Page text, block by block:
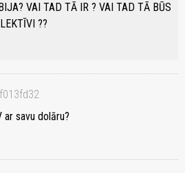
VAI TAD TĀ IR ? VAI TAD TĀ BŪS
??
ar savu dolāru?